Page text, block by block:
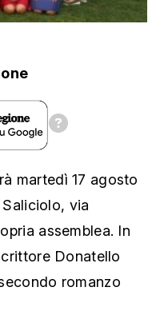
martedì 17 agosto
Saliciolo, via
assemblea. In
Donatello
romanzo